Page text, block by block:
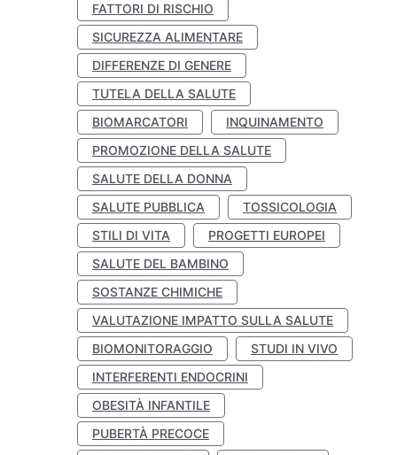
FATTORI DI RISCHIO
SICUREZZA ALIMENTARE
DIFFERENZE DI GENERE
TUTELA DELLA SALUTE
BIOMARCATORI
INQUINAMENTO
PROMOZIONE DELLA SALUTE
SALUTE DELLA DONNA
SALUTE PUBBLICA
TOSSICOLOGIA
STILI DI VITA
PROGETTI EUROPEI
SALUTE DEL BAMBINO
SOSTANZE CHIMICHE
VALUTAZIONE IMPATTO SULLA SALUTE
BIOMONITORAGGIO
STUDI IN VIVO
INTERFERENTI ENDOCRINI
OBESITÀ INFANTILE
PUBERTÀ PRECOCE